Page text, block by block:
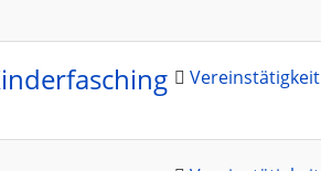
Vereinstätigkeit